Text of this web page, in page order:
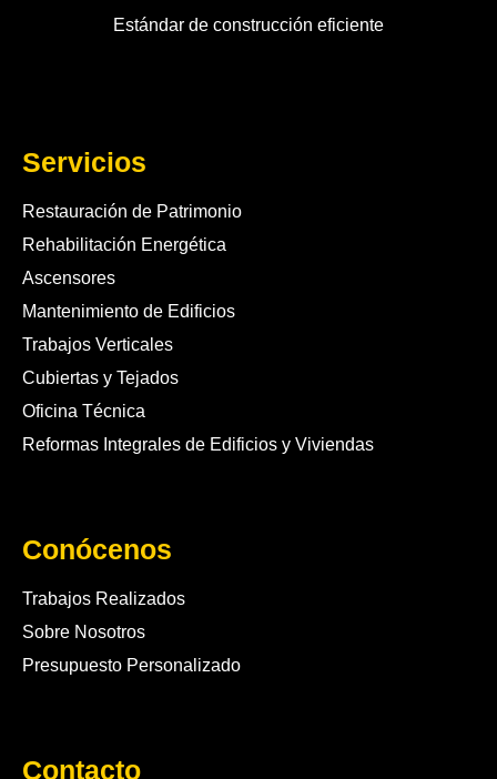
Estándar de construcción eficiente
Servicios
Restauración de Patrimonio
Rehabilitación Energética
Ascensores
Mantenimiento de Edificios
Trabajos Verticales
Cubiertas y Tejados
Oficina Técnica
Reformas Integrales de Edificios y Viviendas
Conócenos
Trabajos Realizados
Sobre Nosotros
Presupuesto Personalizado
Contacto